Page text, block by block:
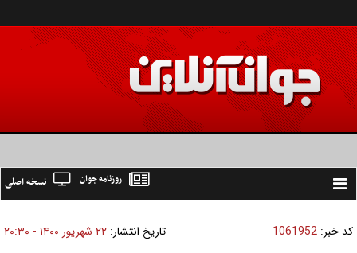
Toggle
نسخه اصلی روزنامه جوان
کد خبر: 1061952 تاریخ انتشار: ۲۲ شهريور ۱۴۰۰ - ۲۰:۳۰